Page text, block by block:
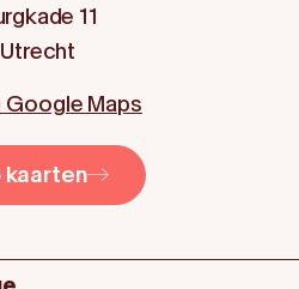
11
Google Maps
kaarten